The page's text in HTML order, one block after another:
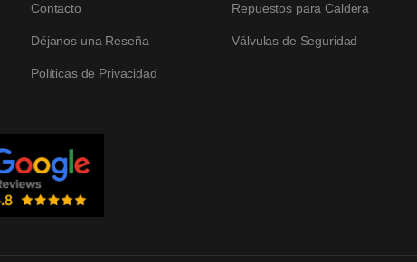
Contacto
Déjanos una Reseña
Políticas de Privacidad
Repuestos para Caldera
Válvulas de Seguridad